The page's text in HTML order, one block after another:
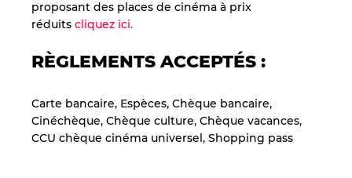
proposant des places de cinéma à prix
réduits cliquez ici.
RÈGLEMENTS ACCEPTÉS :
Carte bancaire, Espèces, Chèque bancaire,
Cinéchèque, Chèque culture, Chèque vacances,
CCU chèque cinéma universel, Shopping pass